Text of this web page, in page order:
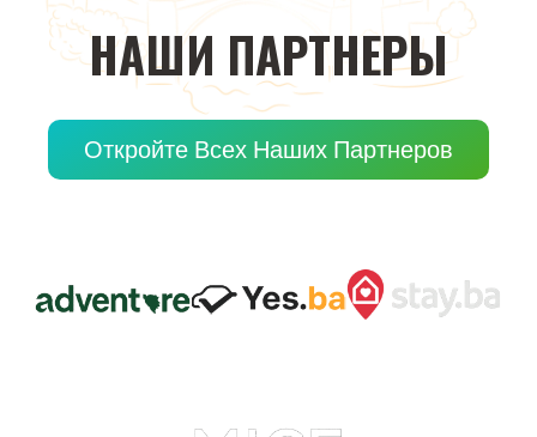
НАШИ ПАРТНЕРЫ
Откройте Всех Наших Партнеров